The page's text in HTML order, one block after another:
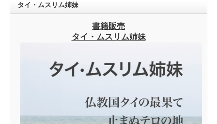
タイ・ムスリム姉妹
書籍販売
タイ・ムスリム姉妹